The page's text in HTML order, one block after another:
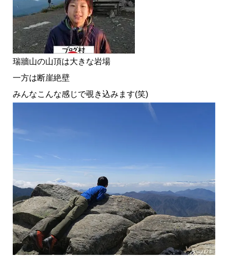
瑞牆山の山頂は大きな岩場
一方は断崖絶壁
みんなこんな感じで覗き込みます(笑)